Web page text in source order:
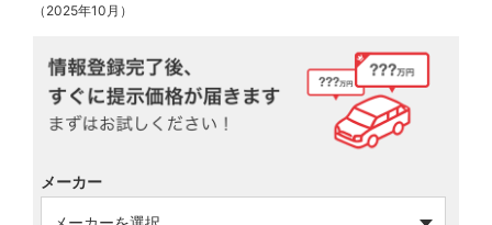
（2025年10月）
メーカー